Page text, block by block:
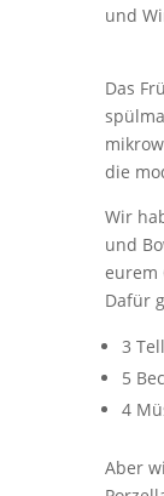
und
Das
die
Wir
und
eurem
Dafür
3
5
4
Aber